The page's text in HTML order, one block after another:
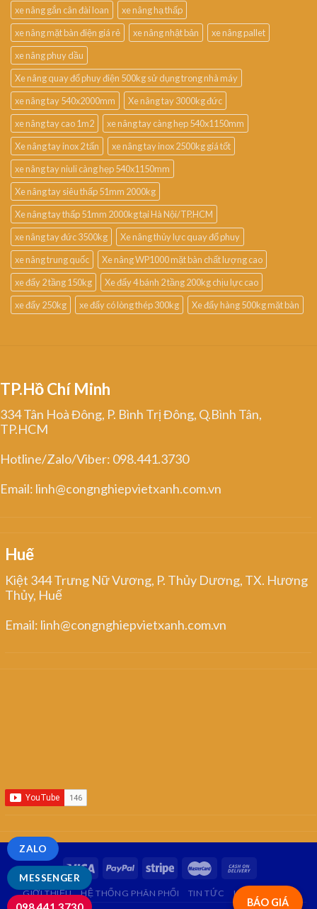
xe nâng gắn cân đài loan
xe nâng hạ thấp
xe nâng mặt bàn điện giá rẻ
xe nâng nhật bản
xe nâng pallet
xe nâng phuy dầu
Xe nâng quay đổ phuy điện 500kg sử dụng trong nhà máy
xe nâng tay 540x2000mm
Xe nâng tay 3000kg đức
xe nâng tay cao 1m2
xe nâng tay càng hẹp 540x1150mm
Xe nâng tay inox 2 tấn
xe nâng tay inox 2500kg giá tốt
xe nâng tay niuli càng hẹp 540x1150mm
Xe nâng tay siêu thấp 51mm 2000kg
Xe nâng tay thấp 51mm 2000kg tại Hà Nội/TP.HCM
xe nâng tay đức 3500kg
Xe nâng thủy lực quay đổ phuy
xe nâng trung quốc
Xe nâng WP1000 mặt bàn chất lượng cao
xe đẩy 2 tầng 150kg
Xe đẩy 4 bánh 2 tầng 200kg chịu lực cao
xe đẩy 250kg
xe đẩy có lòng thép 300kg Xe đẩy hàng 500kg mặt bàn
TP.Hồ Chí Minh
334 Tân Hoà Đông, P. Bình Trị Đông, Q.Bình Tân,
TP.HCM
Hotline/Zalo/Viber: 098.441.3730
Email: linh@congnghiepvietxanh.com.vn
Huế
Kiệt 344 Trưng Nữ Vương, P. Thủy Dương, TX. Hương
Thủy, Huế
Email: linh@congnghiepvietxanh.com.vn
BÁO GIÁ
GIỚI THIỆU HỆ THỐNG PHÂN PHỐI TIN TỨC LIÊN HỆ
MESSENGER
ZALO